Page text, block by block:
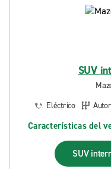
SUV
Eléctrico
Características del
SUV